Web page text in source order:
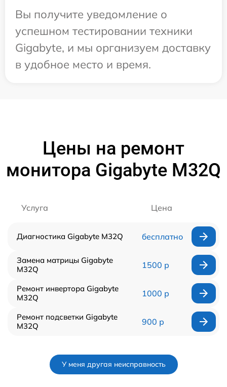
Вы получите уведомление о
успешном тестировании техники
Gigabyte, и мы организуем доставку
в удобное место и время.
Цены на ремонт
монитора Gigabyte M32Q
Услуга Цена
Диагностика Gigabyte M32Q бесплатно
Замена матрицы Gigabyte
M32Q
1500 р
Ремонт инвертора Gigabyte
M32Q
1000 р
Ремонт подсветки Gigabyte
M32Q
900 р
У меня другая неисправность